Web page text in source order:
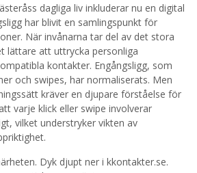
godkänner jag Villkorenoch
. Jag godkänner att ta emot information och
från hemsidans operatörer. Jag kan dra
när jag vill.
STARTA NU!
dagliga liv inkluderar nu en digital
har blivit en samlingspunkt för
När invånarna tar del av det stora
lättare att uttrycka personliga
kontakter. Engångsligg, som
och swipes, har normaliserats. Men
kräver en djupare förståelse för
varje klick eller swipe involverar
vilket understryker vikten av
Dyk djupt ner i kkontakter.se.